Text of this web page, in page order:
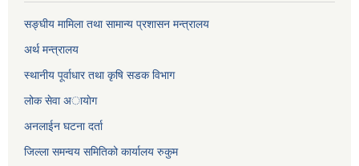
सङ्घीय मामिला तथा सामान्य प्रशासन मन्त्रालय
अर्थ मन्त्रालय
स्थानीय पूर्वाधार तथा कृषि सडक विभाग
लोक सेवा अायाेग
अनलाईन घटना दर्ता
जिल्ला समन्वय समितिको कार्यालय रुकुम